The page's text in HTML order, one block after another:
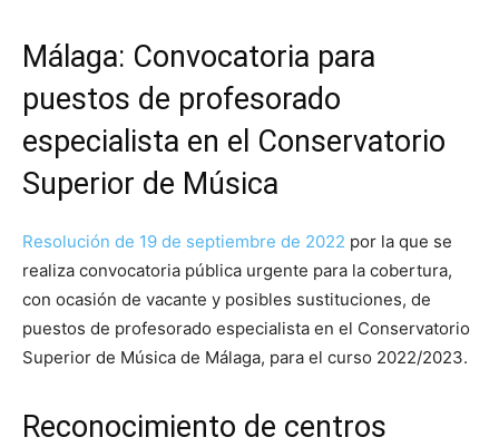
Málaga: Convocatoria para
puestos de profesorado
especialista en el Conservatorio
Superior de Música
Resolución de 19 de septiembre de 2022 por la que se
realiza convocatoria pública urgente para la cobertura,
con ocasión de vacante y posibles sustituciones, de
puestos de profesorado especialista en el Conservatorio
Superior de Música de Málaga, para el curso 2022/2023.
Reconocimiento de centros